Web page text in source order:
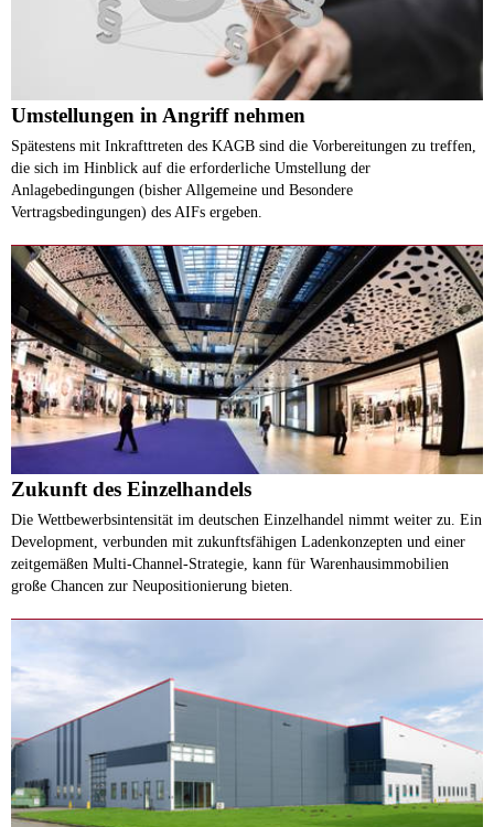
Umstellungen in Angriff nehmen
Spätestens mit Inkrafttreten des KAGB sind die Vorbereitungen zu treffen,
die sich im Hinblick auf die erforderliche Umstellung der
Anlagebedingungen (bisher Allgemeine und Besondere
Vertragsbedingungen) des AIFs ergeben.
Zukunft des Einzelhandels
Die Wettbewerbsintensität im deutschen Einzelhandel nimmt weiter zu. Ein
Development, verbunden mit zukunftsfähigen Ladenkonzepten und einer
zeitgemäßen Multi-Channel-Strategie, kann für Warenhausimmobilien
große Chancen zur Neupositionierung bieten.